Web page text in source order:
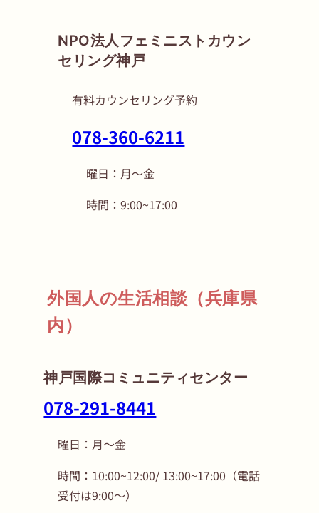
NPO法人フェミニストカウン
セリング神戸
有料カウンセリング予約
078-360-6211
曜日：月〜金
時間：9:00~17:00
外国人の生活相談（兵庫県
内）
神戸国際コミュニティセンター
078-291-8441
曜日：月〜金
時間：10:00~12:00/ 13:00~17:00（電話
受付は9:00〜）